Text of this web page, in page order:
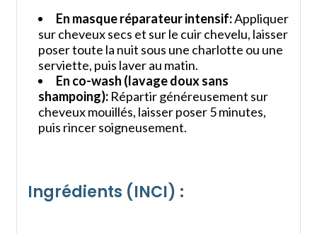
En masque réparateur intensif:Appliquer
sur cheveux secs et sur le cuir chevelu, laisser
poser toute la nuit sous une charlotte ou une
serviette, puis laver au matin.
En co-wash (lavage doux sans
shampoing): Répartir généreusement sur
cheveux mouillés, laisser poser 5 minutes,
puis rincer soigneusement.
Ingrédients (INCI) :